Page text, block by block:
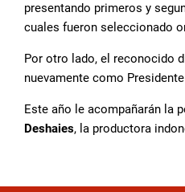
presentando primeros y
cuales fueron seleccionado
Por otro lado, el reconocido
nuevamente como
Este año le acompañarán la
Deshaies, la productora